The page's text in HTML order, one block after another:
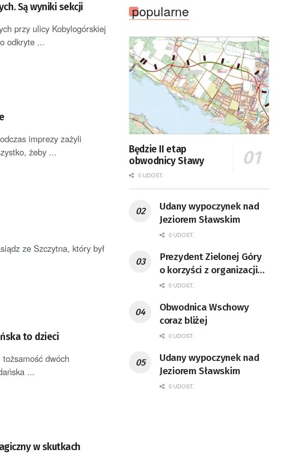
Są wyniki sekcji
przy ulicy Kobylogórskiej
odkryte ...
imprezy zażyli
żeby ...
ze Szczytna, który był
to dzieci
dwóch
...
w skutkach
popularne
Będzie II etap
obwodnicy Sławy
0 UDOST.
Udany wypoczynek nad
Jeziorem Sławskim
0 UDOST.
Prezydent Zielonej Góry
o korzyści z organizacji
mety Tour de Pologne
0 UDOST.
Obwodnica Wschowy
coraz bliżej
0 UDOST.
Udany wypoczynek nad
Jeziorem Sławskim
0 UDOST.